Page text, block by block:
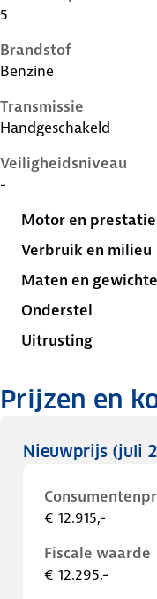
5
Brandstof
Benzine
Transmissie
Handgeschakeld
Veiligheidsniveau
-
Motor en
Verbruik en milieu
Maten en
Onderstel
Uitrusting
Prijzen en
Nieuwprijs (juli
€ 12.915,-
Fiscale waarde
€ 12.295,-